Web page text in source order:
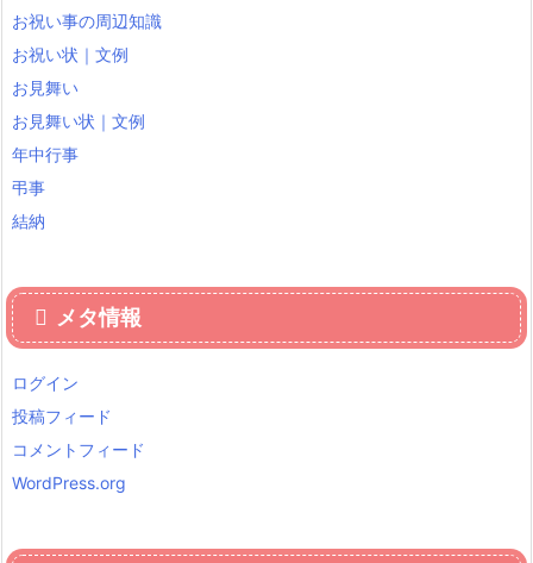
お祝い事の周辺知識
お祝い状｜文例
お見舞い
お見舞い状｜文例
年中行事
弔事
結納
メタ情報
ログイン
投稿フィード
コメントフィード
WordPress.org